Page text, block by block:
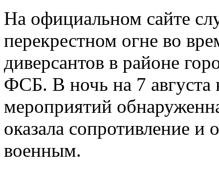
На официальном сайте
перекрестном огне во
диверсантов в районе
ФСБ. В ночь на 7 августа
мероприятий
оказала сопротивление
военным.